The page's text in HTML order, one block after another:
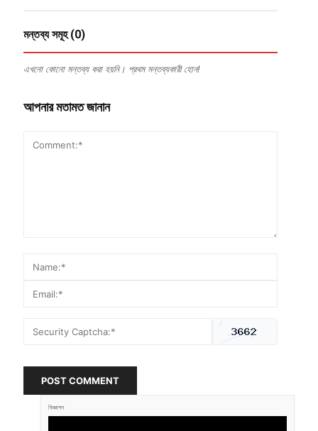
মন্তব্য সমূহ (0)
এখনো কোনো মন্তব্য করা হয়নি। প্রথম মন্তব্যকারী হোন!
আপনার মতামত জানান
POST COMMENT
বিজ্ঞাপন